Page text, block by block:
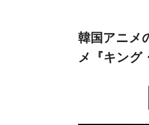
韓国アニメ
メ『キング